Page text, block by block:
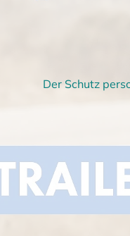
Der Schutz